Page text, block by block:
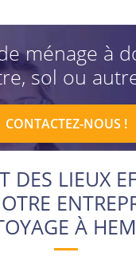
ménage à
sol ou
CONTACTEZ-NOUS !
DES LIEUX
À